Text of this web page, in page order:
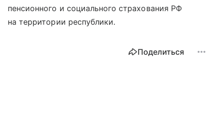
пенсионного и социального страхования РФ
на территории республики.
Поделиться